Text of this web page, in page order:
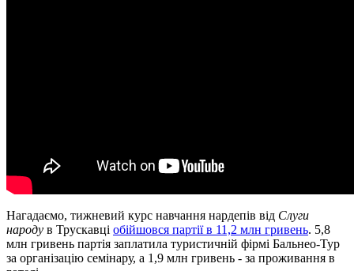
Нагадаємо, тижневий курс навчання нардепів від Слуги
народу в Трускавці обійшовся партії в 11,2 млн гривень. 5,8
млн гривень партія заплатила туристичній фірмі Бальнео-Тур
за організацію семінару, а 1,9 млн гривень - за проживання в